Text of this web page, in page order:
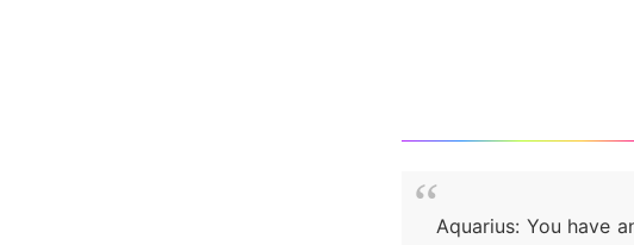
Aquarius: You have